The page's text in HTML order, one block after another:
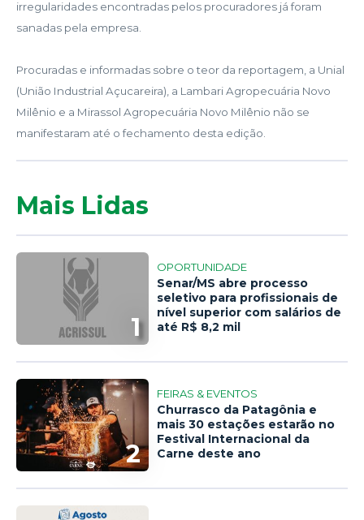
irregularidades encontradas pelos procuradores já foram
sanadas pela empresa.
Procuradas e informadas sobre o teor da reportagem, a Unial
(União Industrial Açucareira), a Lambari Agropecuária Novo
Milênio e a Mirassol Agropecuária Novo Milênio não se
manifestaram até o fechamento desta edição.
Mais Lidas
1
OPORTUNIDADE
Senar/MS abre processo
seletivo para profissionais de
nível superior com salários de
até R$ 8,2 mil
2
FEIRAS & EVENTOS
Churrasco da Patagônia e
mais 30 estações estarão no
Festival Internacional da
Carne deste ano